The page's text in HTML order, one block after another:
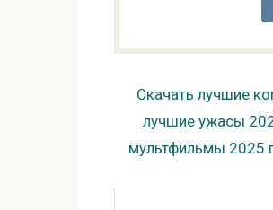
Скачать лучшие
лучшие ужасы
мультфильмы 2025